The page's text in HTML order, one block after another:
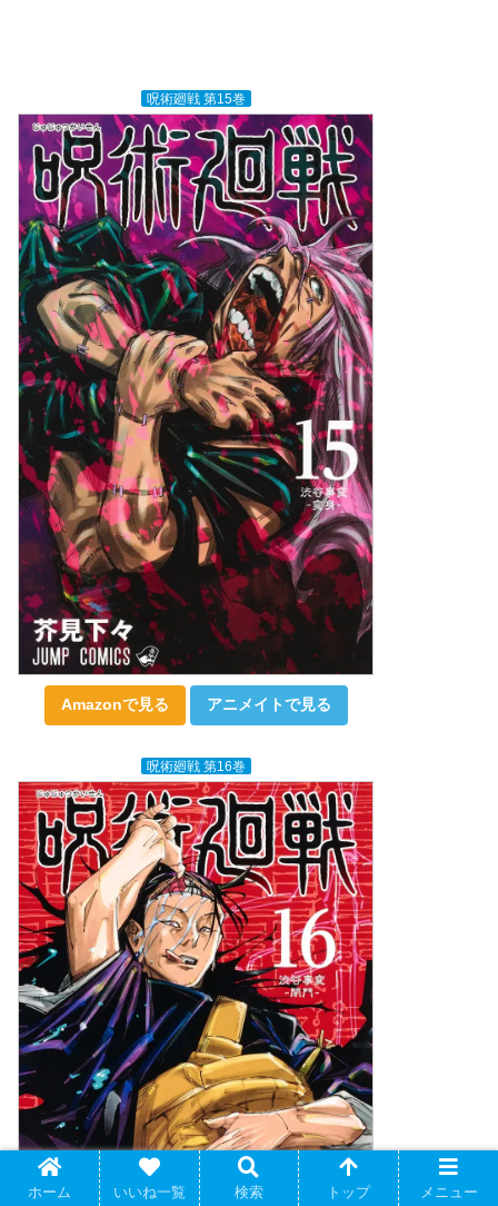
呪術廻戦 第15巻
Amazonで見る アニメイトで見る
呪術廻戦 第16巻
ホーム いいね一覧 検索 トップ メニュー